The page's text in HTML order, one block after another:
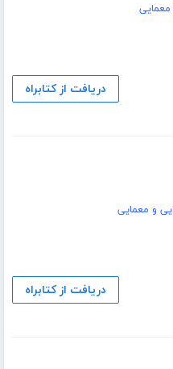
دریافت از کتابراه
و معمایی
دریافت از کتابراه